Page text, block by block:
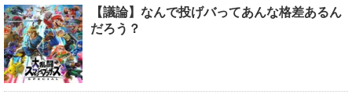
【議論】なんで投げバってあんな格差あるん
だろう？